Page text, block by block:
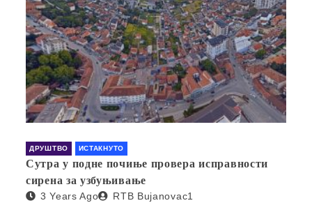
ДРУШТВО ИСТАКНУТО
Сутра у подне почиње провера исправности
сирена за узбуњивање
3 Years Ago RTB Bujanovac1